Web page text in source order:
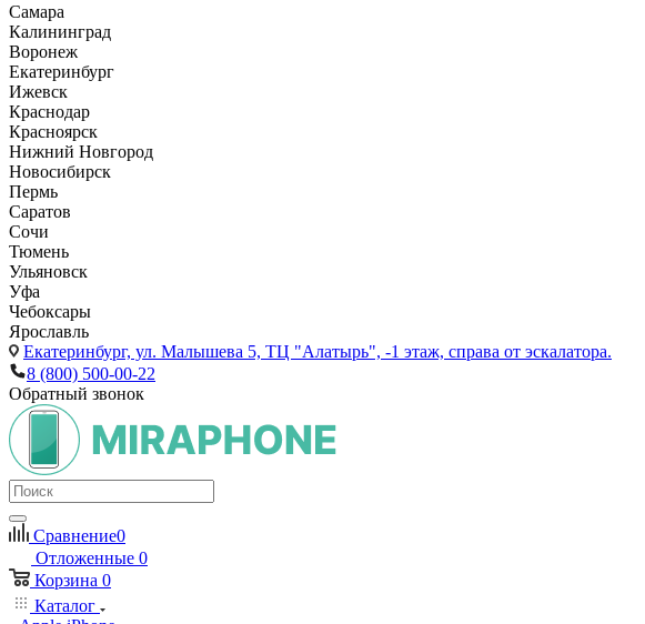
Самара
Калининград
Воронеж
Екатеринбург
Ижевск
Краснодар
Красноярск
Нижний Новгород
Новосибирск
Пермь
Саратов
Сочи
Тюмень
Ульяновск
Уфа
Чебоксары
Ярославль
Екатеринбург, ул. Малышева 5, ТЦ "Алатырь", -1 этаж, справа от эскалатора.
8 (800) 500-00-22
Обратный звонок
Сравнение0
Отложенные 0
Корзина 0
Каталог